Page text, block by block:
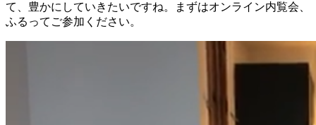
て、豊かにしていきたいですね。まずはオンライン内覧会、
ふるってご参加ください。